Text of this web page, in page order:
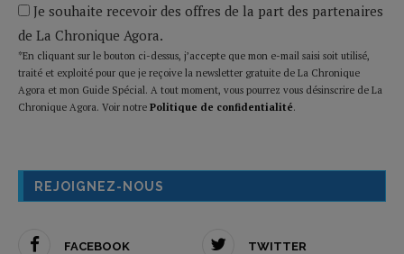
Je souhaite recevoir des offres de la part des partenaires
de La Chronique Agora.
*En cliquant sur le bouton ci-dessus, j’accepte que mon e-mail saisi soit utilisé,
traité et exploité pour que je reçoive la newsletter gratuite de La Chronique
Agora et mon Guide Spécial. A tout moment, vous pourrez vous désinscrire de La
Chronique Agora. Voir notre Politique de confidentialité.
REJOIGNEZ-NOUS
FACEBOOK TWITTER